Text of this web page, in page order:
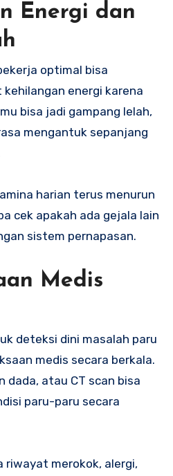
Energi dan
optimal bisa
energi karena
bisa jadi gampang lelah,
mengantuk sepanjang
harian terus menurun
cek apakah ada gejala lain
sistem pernapasan.
Medis
deteksi dini masalah paru
medis secara berkala.
dada, atau CT scan bisa
paru-paru secara
riwayat merokok, alergi,